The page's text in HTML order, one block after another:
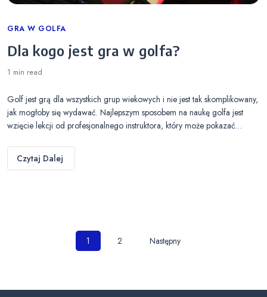
Categories
GRA W GOLFA
Dla kogo jest gra w golfa?
1 min read
Golf jest grą dla wszystkich grup wiekowych i nie jest tak skomplikowany,
jak mogłoby się wydawać. Najlepszym sposobem na naukę golfa jest
wzięcie lekcji od profesjonalnego instruktora, który może pokazać…
Czytaj Dalej
Nawigacja
1 2 Następny